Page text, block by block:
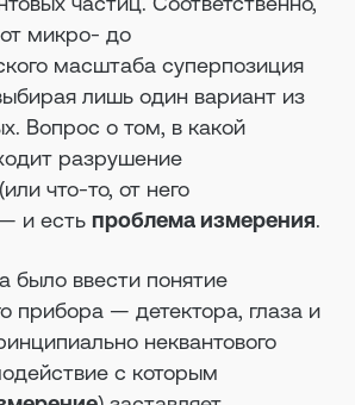
микро- до
масштаба суперпозиция
лишь один вариант из
Вопрос о том, в какой
разрушение
что-то, от него
и есть проблема измерения.
было ввести понятие
прибора — детектора, глаза и
неквантового
с которым